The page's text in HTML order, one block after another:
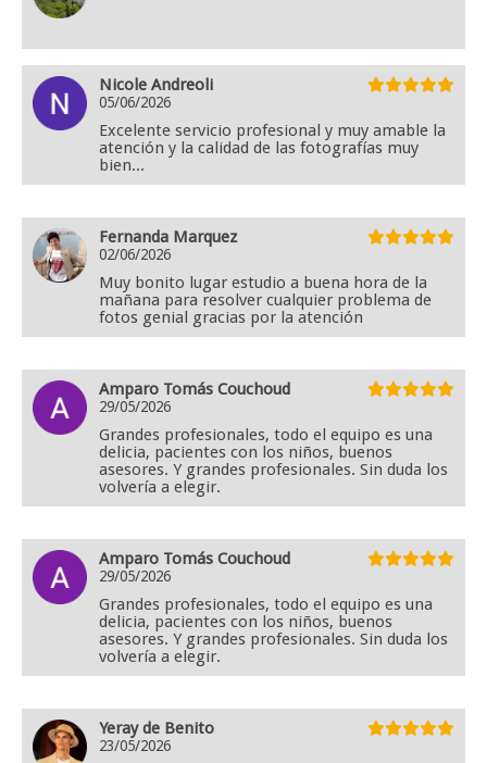
Nicole Andreoli
05/06/2026
Excelente servicio profesional y muy amable la
atención y la calidad de las fotografías muy
bien...
Fernanda Marquez
02/06/2026
Muy bonito lugar estudio a buena hora de la
mañana para resolver cualquier problema de
fotos genial gracias por la atención
Amparo Tomás Couchoud
29/05/2026
Grandes profesionales, todo el equipo es una
delicia, pacientes con los niños, buenos
asesores. Y grandes profesionales. Sin duda los
volvería a elegir.
Amparo Tomás Couchoud
29/05/2026
Grandes profesionales, todo el equipo es una
delicia, pacientes con los niños, buenos
asesores. Y grandes profesionales. Sin duda los
volvería a elegir.
Yeray de Benito
23/05/2026